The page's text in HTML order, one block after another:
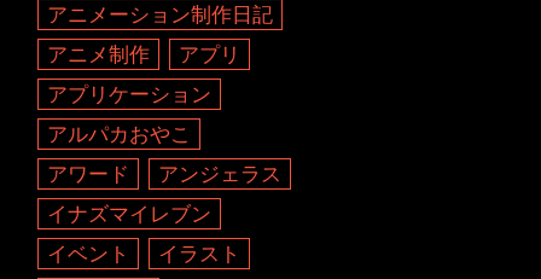
アニメーション制作日記
アニメ制作
アプリ
アプリケーション
アルパカおやこ
アワード
アンジェラス
イナズマイレブン
イベント
イラスト